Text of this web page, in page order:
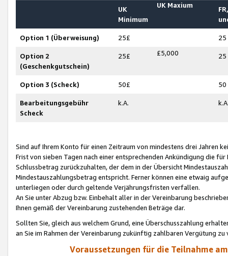
UK
Minimum
UK Maxium
Option 1 (Überweisung) 25£ 25
Option 2
(Geschenkgutschein)
25£ £5,000 25
Option 3 (Scheck) 50£ 50
Bearbeitungsgebühr
Scheck
k.A.
Sind auf Ihrem Konto für einen Zeitraum von mindestens drei Jahren
Frist von sieben Tagen nach einer entsprechenden Ankündigung die
Schlussbetrag zurückzuhalten, der dem in der Übersicht
Mindestauszahlungsbetrag entspricht. Ferner können eine etwaig
unterliegen oder durch geltende Verjährungsfristen verfallen.
An Sie unter Abzug bzw. Einbehalt aller in der Vereinbarung
Ihnen gemäß der Vereinbarung zustehenden Beträge dar.
Sollten Sie, gleich aus welchem Grund, eine Überschusszahlung
an Sie im Rahmen der Vereinbarung zukünftig zahlbaren Vergütung zu
Voraussetzungen für die Teilnahme